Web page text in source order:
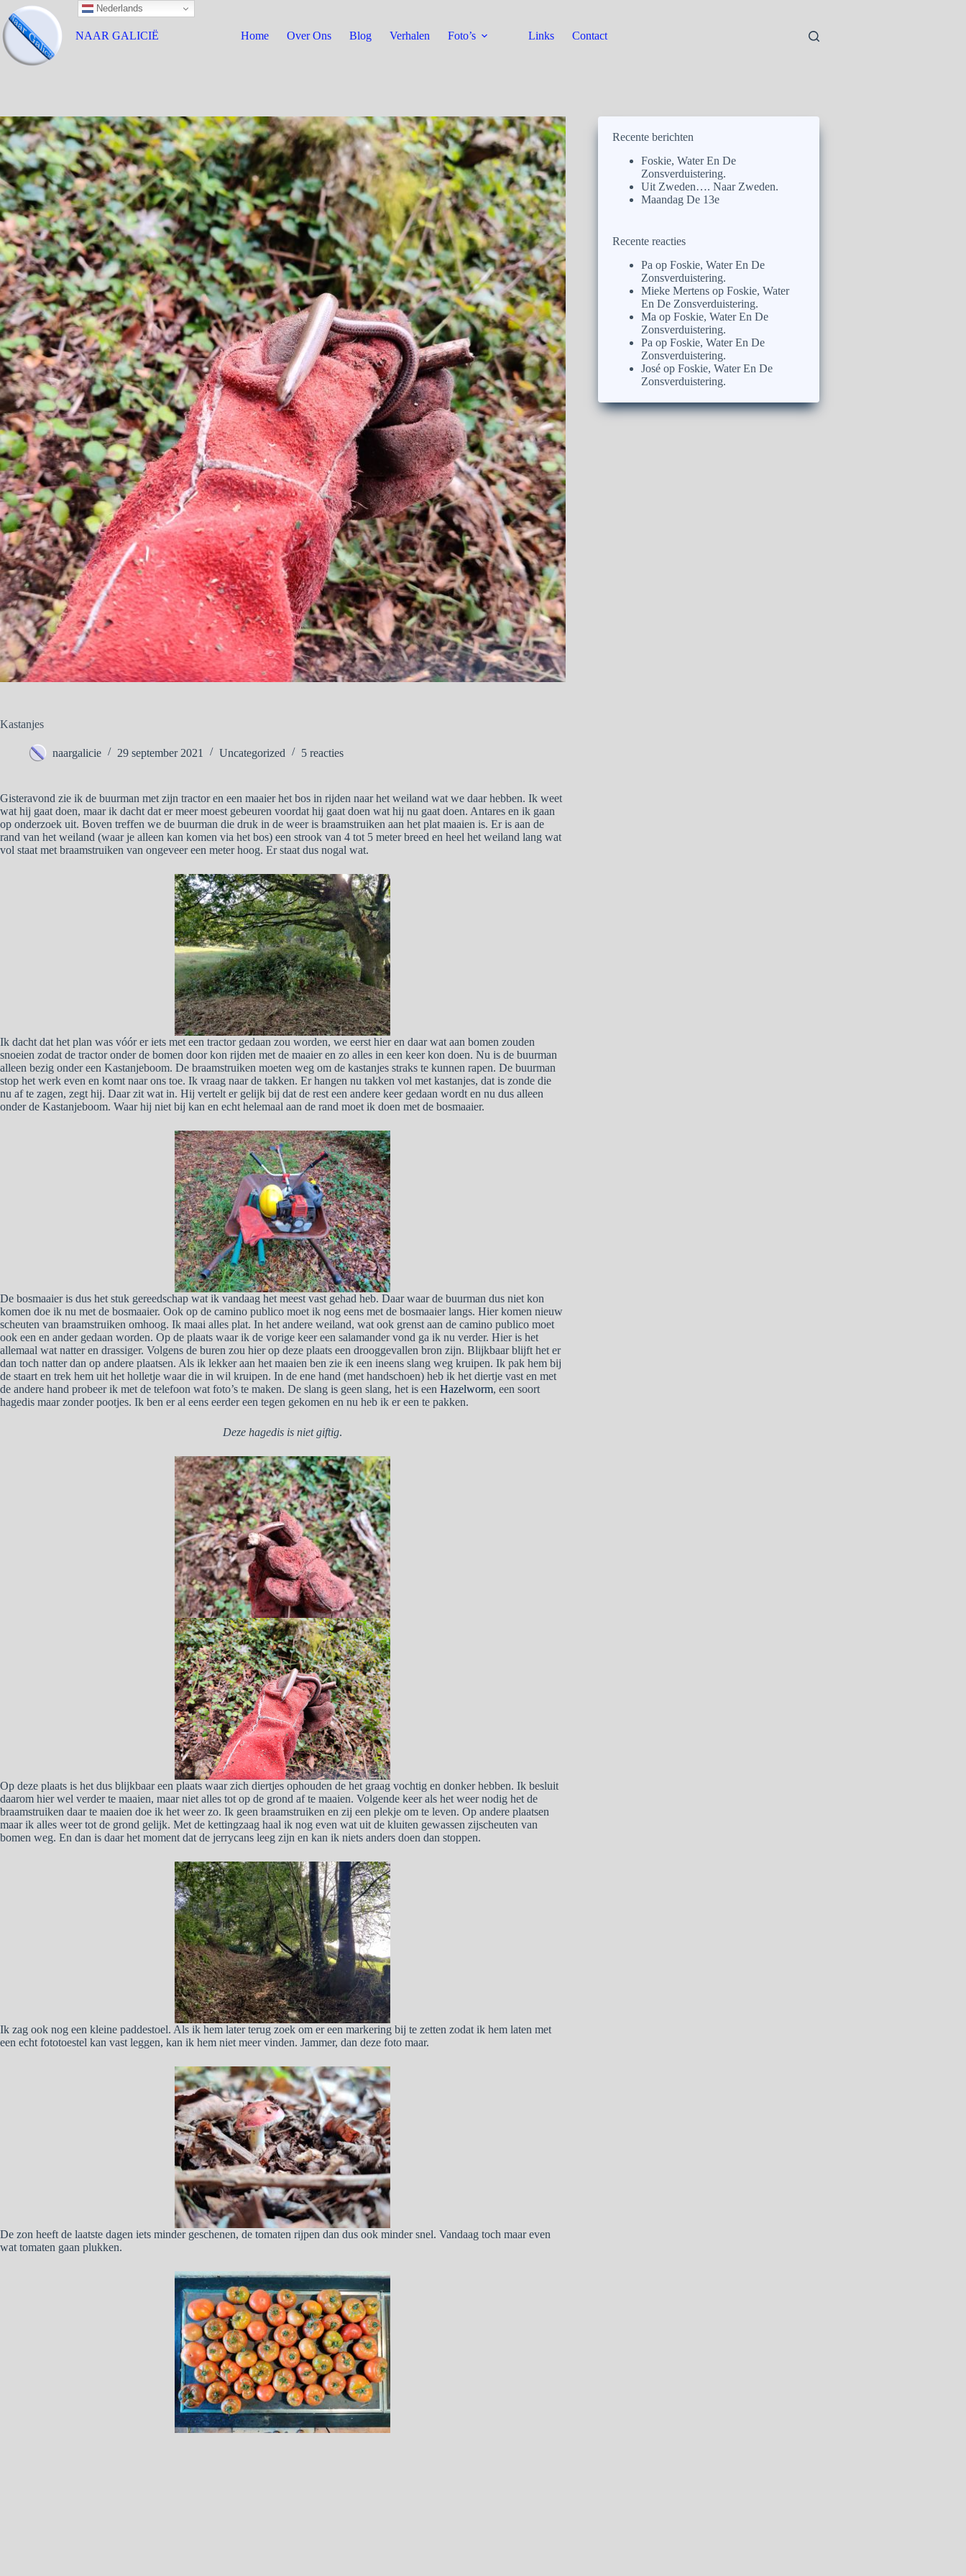
NAAR GALICIË Home Over Ons Blog Verhalen Foto’s Links Contact
Kastanjes
naargalicie 29 september 2021 Uncategorized 5 reacties
Gisteravond zie ik de buurman met zijn tractor en een maaier het bos in rijden naar het weiland wat we daar hebben. Ik weet
wat hij gaat doen, maar ik dacht dat er meer moest gebeuren voordat hij gaat doen wat hij nu gaat doen. Antares en ik gaan
op onderzoek uit. Boven treffen we de buurman die druk in de weer is braamstruiken aan het plat maaien is. Er is aan de
rand van het weiland (waar je alleen kan komen via het bos) een strook van 4 tot 5 meter breed en heel het weiland lang wat
vol staat met braamstruiken van ongeveer een meter hoog. Er staat dus nogal wat.
Ik dacht dat het plan was vóór er iets met een tractor gedaan zou worden, we eerst hier en daar wat aan bomen zouden
snoeien zodat de tractor onder de bomen door kon rijden met de maaier en zo alles in een keer kon doen. Nu is de buurman
alleen bezig onder een Kastanjeboom. De braamstruiken moeten weg om de kastanjes straks te kunnen rapen. De buurman
stop het werk even en komt naar ons toe. Ik vraag naar de takken. Er hangen nu takken vol met kastanjes, dat is zonde die
nu af te zagen, zegt hij. Daar zit wat in. Hij vertelt er gelijk bij dat de rest een andere keer gedaan wordt en nu dus alleen
onder de Kastanjeboom. Waar hij niet bij kan en echt helemaal aan de rand moet ik doen met de bosmaaier.
De bosmaaier is dus het stuk gereedschap wat ik vandaag het meest vast gehad heb. Daar waar de buurman dus niet kon
komen doe ik nu met de bosmaaier. Ook op de camino publico moet ik nog eens met de bosmaaier langs. Hier komen nieuw
scheuten van braamstruiken omhoog. Ik maai alles plat. In het andere weiland, wat ook grenst aan de camino publico moet
ook een en ander gedaan worden. Op de plaats waar ik de vorige keer een salamander vond ga ik nu verder. Hier is het
allemaal wat natter en drassiger. Volgens de buren zou hier op deze plaats een drooggevallen bron zijn. Blijkbaar blijft het er
dan toch natter dan op andere plaatsen. Als ik lekker aan het maaien ben zie ik een ineens slang weg kruipen. Ik pak hem bij
de staart en trek hem uit het holletje waar die in wil kruipen. In de ene hand (met handschoen) heb ik het diertje vast en met
de andere hand probeer ik met de telefoon wat foto’s te maken. De slang is geen slang, het is een Hazelworm, een soort
hagedis maar zonder pootjes. Ik ben er al eens eerder een tegen gekomen en nu heb ik er een te pakken.
Deze hagedis is niet giftig.
Op deze plaats is het dus blijkbaar een plaats waar zich diertjes ophouden de het graag vochtig en donker hebben. Ik besluit
daarom hier wel verder te maaien, maar niet alles tot op de grond af te maaien. Volgende keer als het weer nodig het de
braamstruiken daar te maaien doe ik het weer zo. Ik geen braamstruiken en zij een plekje om te leven. Op andere plaatsen
maar ik alles weer tot de grond gelijk. Met de kettingzaag haal ik nog even wat uit de kluiten gewassen zijscheuten van
bomen weg. En dan is daar het moment dat de jerrycans leeg zijn en kan ik niets anders doen dan stoppen.
Ik zag ook nog een kleine paddestoel. Als ik hem later terug zoek om er een markering bij te zetten zodat ik hem laten met
een echt fototoestel kan vast leggen, kan ik hem niet meer vinden. Jammer, dan deze foto maar.
De zon heeft de laatste dagen iets minder geschenen, de tomaten rijpen dan dus ook minder snel. Vandaag toch maar even
wat tomaten gaan plukken.
Recente berichten
Foskie, Water En De
Zonsverduistering.
Uit Zweden…. Naar Zweden.
Maandag De 13e
Recente reacties
Pa opFoskie, Water En De
Zonsverduistering.
Mieke Mertens opFoskie, Water
En De Zonsverduistering.
Ma opFoskie, Water En De
Zonsverduistering.
Pa opFoskie, Water En De
Zonsverduistering.
José opFoskie, Water En De
Zonsverduistering.
Nederlands